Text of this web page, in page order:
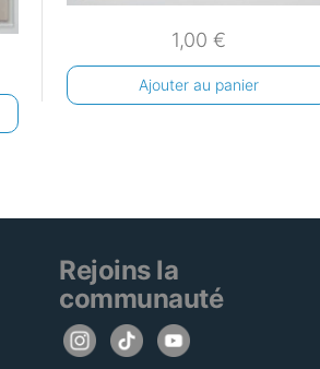
1,00 €
Ajouter au panier
Rejoins la
communauté